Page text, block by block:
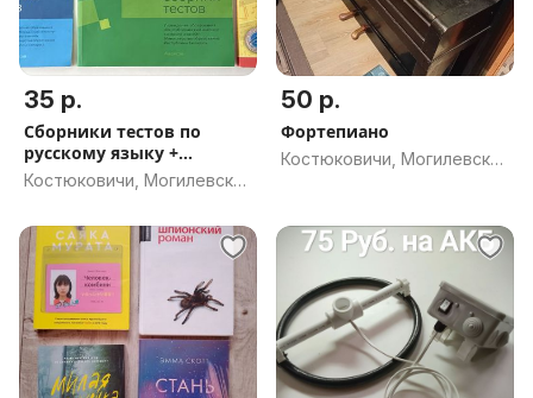
35 р.
Сборники тестов по
русскому языку +
сборник правил
Костюковичи, Могилевская
50 р.
Фортепиано
Костюковичи, Могилевская